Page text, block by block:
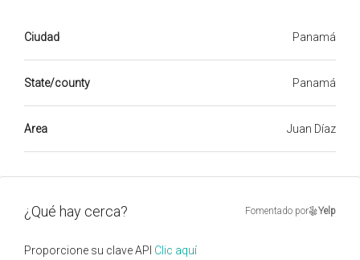
Ciudad Panamá
State/county Panamá
Area Juan Díaz
¿Qué hay cerca? Fomentado por Yelp
Proporcione su clave API Clic aquí